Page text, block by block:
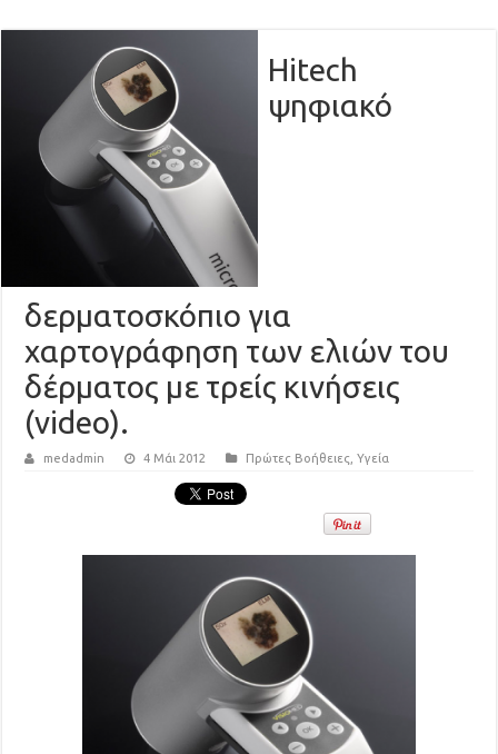
Hitech
ψηφιακό
δερματοσκόπιο για
χαρτογράφηση των ελιών του
δέρματος με τρείς κινήσεις
(video).
medadmin 4 Μάι 2012 Πρώτες Βοήθειες ,Υγεία